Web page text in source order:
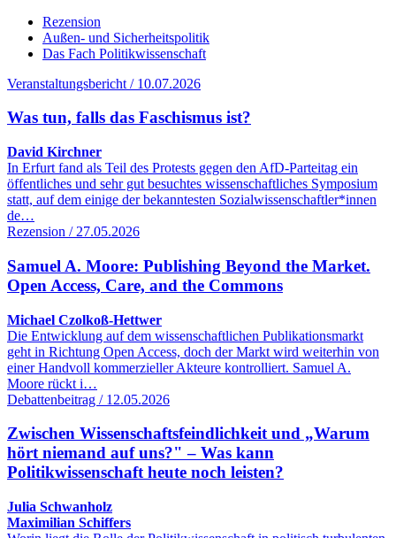
Rezension
Außen- und Sicherheitspolitik
Das Fach Politikwissenschaft
Veranstaltungsbericht / 10.07.2026
Was tun, falls das Faschismus ist?
David Kirchner
In Erfurt fand als Teil des Protests gegen den AfD-Parteitag ein
öffentliches und sehr gut besuchtes wissenschaftliches Symposium
statt, auf dem einige der bekanntesten Sozialwissenschaftler*innen
de…
Rezension / 27.05.2026
Samuel A. Moore: Publishing Beyond the Market.
Open Access, Care, and the Commons
Michael Czolkoß-Hettwer
Die Entwicklung auf dem wissenschaftlichen Publikationsmarkt
geht in Richtung Open Access, doch der Markt wird weiterhin von
einer Handvoll kommerzieller Akteure kontrolliert. Samuel A.
Moore rückt i…
Debattenbeitrag / 12.05.2026
Zwischen Wissenschaftsfeindlichkeit und „Warum
hört niemand auf uns?" – Was kann
Politikwissenschaft heute noch leisten?
Julia Schwanholz
Maximilian Schiffers